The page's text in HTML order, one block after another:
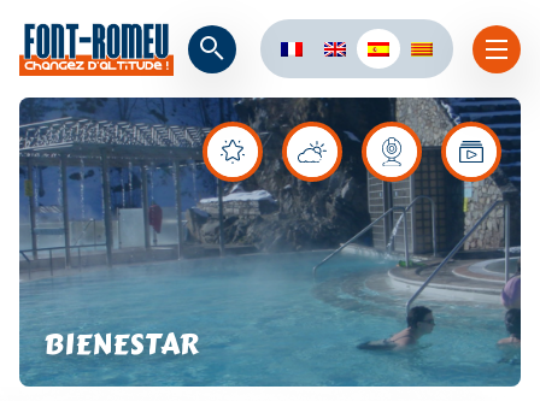
BIENESTAR